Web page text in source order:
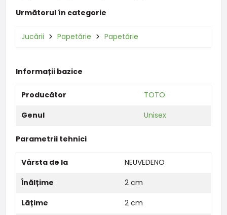
Următorul în categorie
Jucării Papetărie Papetărie
Informații bazice
Producător
TOTO
Genul
Unisex
Parametrii tehnici
Vârsta de la
NEUVEDENO
Înălțime
2 cm
Lățime
2 cm